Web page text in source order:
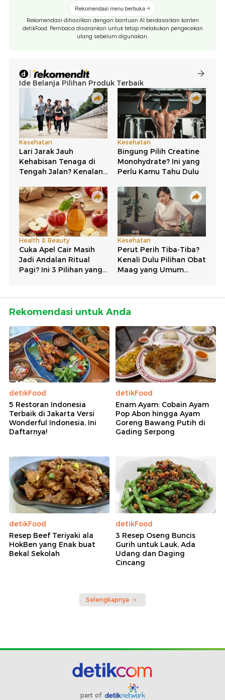
Rekomendasi menu berbuka
Rekomendasi dihasilkan dengan bantuan AI berdasarkan konten
detikFood. Pembaca disarankan untuk tetap melakukan pengecekan
ulang sebelum digunakan.
Rekomendasi untuk Anda
detikFood
5 Restoran Indonesia
Terbaik di Jakarta Versi
Wonderful Indonesia, Ini
Daftarnya!
detikFood
Enam Ayam: Cobain Ayam
Pop Abon hingga Ayam
Goreng Bawang Putih di
Gading Serpong
detikFood
Resep Beef Teriyaki ala
HokBen yang Enak buat
Bekal Sekolah
detikFood
3 Resep Oseng Buncis
Gurih untuk Lauk, Ada
Udang dan Daging
Cincang
Selengkapnya
part of